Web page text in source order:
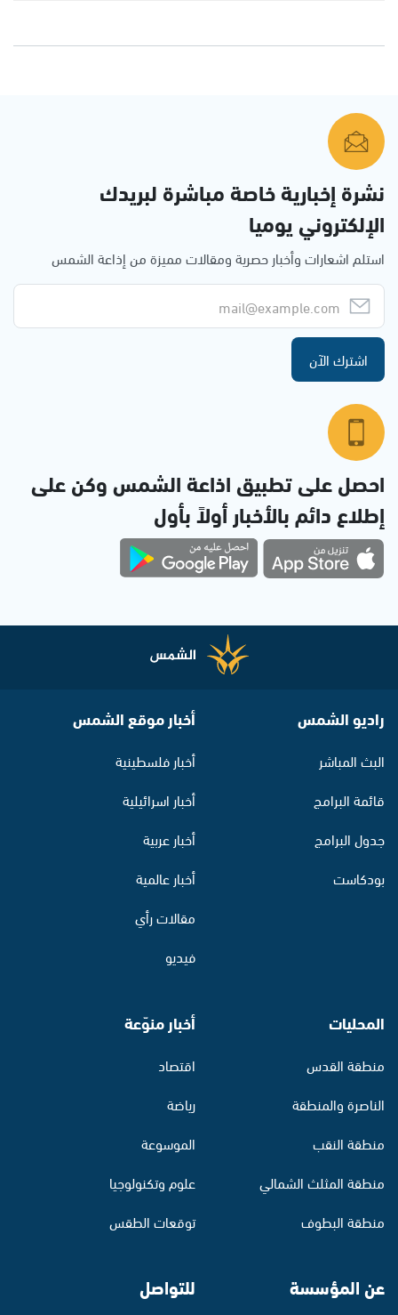
نشرة إخبارية خاصة مباشرة لبريدك
الإلكتروني يوميا
استلم اشعارات وأخبار حصرية ومقالات مميزة من إذاعة الشمس
اشترك الآن
احصل على تطبيق اذاعة الشمس وكن على
إطلاع دائم بالأخبار أولاً بأول
راديو الشمس
البث المباشر
قائمة البرامج
جدول البرامج
بودكاست
أخبار موقع الشمس
أخبار فلسطينية
أخبار اسرائيلية
أخبار عربية
أخبار عالمية
مقالات رأي
فيديو
المحليات
منطقة القدس
الناصرة والمنطقة
منطقة النقب
منطقة المثلث الشمالي
منطقة البطوف
أخبار منوّعة
اقتصاد
رياضة
الموسوعة
علوم وتكنولوجيا
توقعات الطقس
عن المؤسسة للتواصل